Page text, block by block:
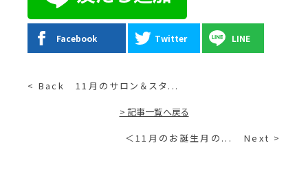
Facebook Twitter LINE
< Back
11月のサロン＆スタ...
> 記事一覧へ戻る
Next >
＜11月のお誕生月の...